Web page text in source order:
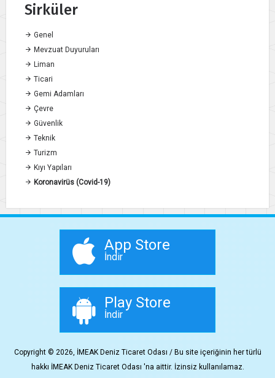
Sirküler
Genel
Mevzuat Duyuruları
Liman
Ticari
Gemi Adamları
Çevre
Güvenlik
Teknik
Turizm
Kıyı Yapıları
Koronavirüs (Covid-19)
App Store
İndir
Play Store
İndir
Copyright © 2026, İMEAK Deniz Ticaret Odası / Bu site içeriğinin her türlü
hakkı İMEAK Deniz Ticaret Odası 'na aittir. İzinsiz kullanılamaz.